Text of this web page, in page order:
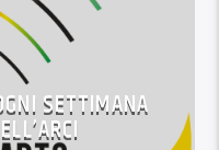
SETTIMANA